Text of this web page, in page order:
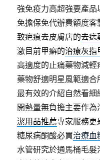
強免疫力高超強要產
免擔保免代辦費額度
致疤痕去皮膚店的去痣
激目前甲癬的治療灰指
高適度的止痛藥物減輕
藥物舒適明星風範適
最有效的介紹自然看
開熱量無負擔主要作
潔用品推薦專家服務更
糖尿病酮酸必買治療血
水管研究於通馬桶毛髮